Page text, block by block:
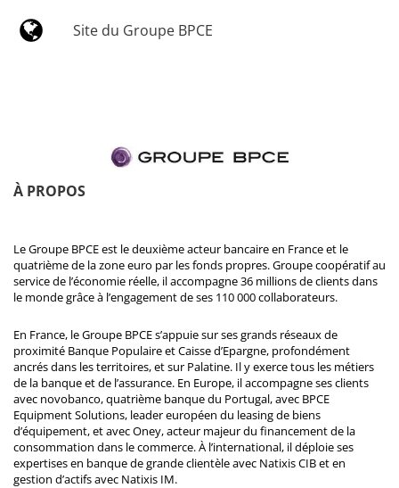
Site du Groupe BPCE
À PROPOS
Le Groupe BPCE est le deuxième acteur bancaire en France et le
quatrième de la zone euro par les fonds propres. Groupe coopératif au
service de l’économie réelle, il accompagne 36 millions de clients dans
le monde grâce à l’engagement de ses 110 000 collaborateurs.
En France, le Groupe BPCE s’appuie sur ses grands réseaux de
proximité Banque Populaire et Caisse d’Epargne, profondément
ancrés dans les territoires, et sur Palatine. Il y exerce tous les métiers
de la banque et de l’assurance. En Europe, il accompagne ses clients
avec novobanco, quatrième banque du Portugal, avec BPCE
Equipment Solutions, leader européen du leasing de biens
d’équipement, et avec Oney, acteur majeur du financement de la
consommation dans le commerce. À l’international, il déploie ses
expertises en banque de grande clientèle avec Natixis CIB et en
gestion d’actifs avec Natixis IM.